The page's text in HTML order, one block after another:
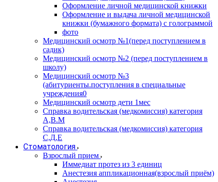
Оформление личной медицинской книжки
Оформление и выдача личной медицинской
книжки (бумажного формата) с голограммой
фото
Медицинский осмотр №1(перед поступлением в
садик)
Медицинский осмотр №2 (перед поступлением в
школу)
Медицинский осмотр №3
(абитуриенты.поступления в специальные
учреждения0
Медицинский осмотр дети 1мес
Справка водительская (медкомиссия) категория
А,В.М
Справка водительская (медкомиссия) категория
С,Д,Е
Стоматология
Взрослый прием
Иммедиат протез из 3 единиц
Анестезия аппликационная(взрослый приём)